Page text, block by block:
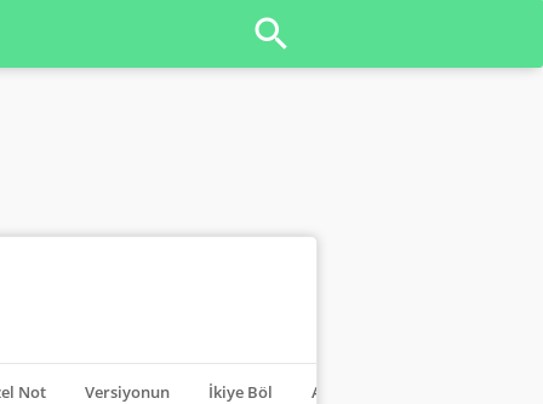
Not Versiyonun İkiye Böl Akorları Kapat